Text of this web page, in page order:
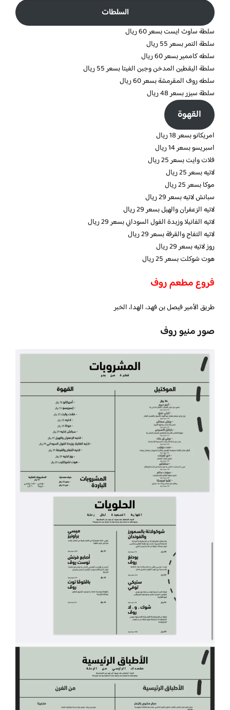
السلطات
سلطة ساوث ايست بسعر 60 ريال
سلطة التمر بسعر 55 ريال
سلطه كاممير بسعر 60 ريال
سلطة اليقطين المدخن وجبن الفيتا بسعر 55 ريال
سلطه روف المقرمشة بسعر 60 ريال
سلطة سيزر بسعر 48 ريال
القهوة
امريكانو بسعر 18 ريال
اسبريسو بسعر 14 ريال
فلات وايت بسعر 25 ريال
لاتيه بسعر 25 ريال
موكا بسعر 25 ريال
سبانش لاتيه بسعر 29 ريال
لاتيه الزعفران والهيل بسعر 29 ريال
لاتيه الفانيلا وزبدة الفول السوداني بسعر 29 ريال
لاتيه التفاح والقرفة بسعر 29 ريال
روز لاتيه بسعر 29 ريال
هوت شوكلت بسعر 25 ريال
فروع مطعم روف
طريق الأمير فيصل بن فهد، الهدا، الخبر
صور منيو روف